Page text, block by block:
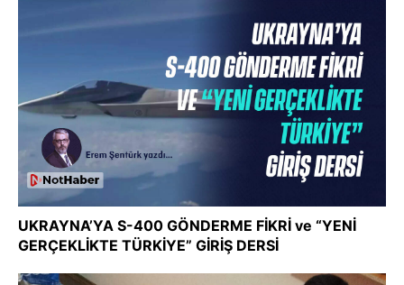
UKRAYNA’YA S-400 GÖNDERME FİKRİ ve “YENİ
GERÇEKLİKTE TÜRKİYE” GİRİŞ DERSİ